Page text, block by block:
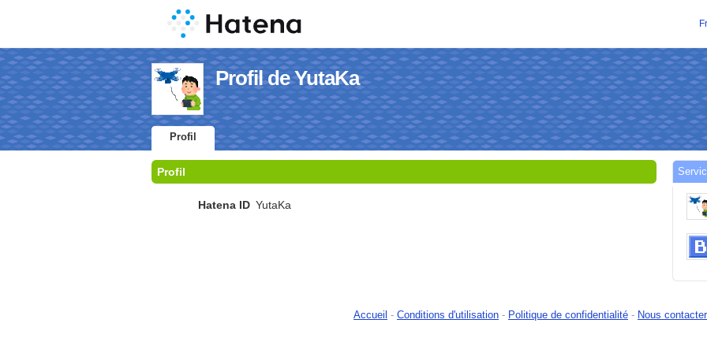
Profil de YutaKa
Profil
Profil
Hatena ID YutaKa
Accueil - Conditions d'utilisation - Politique de confidentialité - Nous contacter